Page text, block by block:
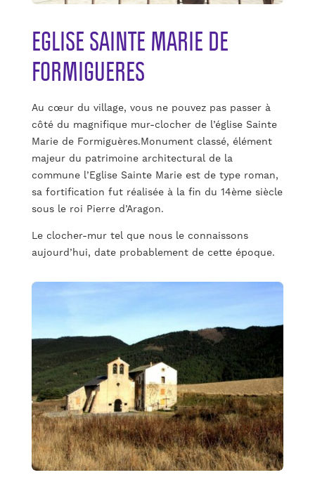
EGLISE SAINTE MARIE DE
FORMIGUERES
Au cœur du village, vous ne pouvez pas passer à
côté du magnifique mur-clocher de l’église Sainte
Marie de Formiguères.Monument classé, élément
majeur du patrimoine architectural de la
commune l’Eglise Sainte Marie est de type roman,
sa fortification fut réalisée à la fin du 14ème siècle
sous le roi Pierre d’Aragon.
Le clocher-mur tel que nous le connaissons
aujourd’hui, date probablement de cette époque.